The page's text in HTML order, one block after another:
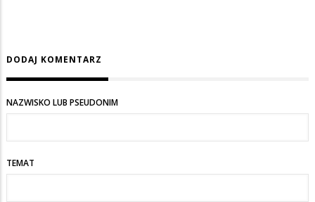
DODAJ KOMENTARZ
NAZWISKO LUB PSEUDONIM
TEMAT